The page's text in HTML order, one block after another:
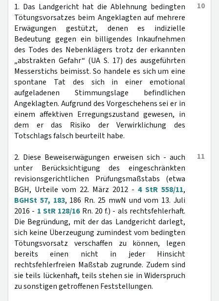
10
1. Das Landgericht hat die Ablehnung bedingten
Tötungsvorsatzes beim Angeklagten auf mehrere
Erwägungen gestützt, denen es indizielle
Bedeutung gegen ein billigendes Inkaufnehmen
des Todes des Nebenklägers trotz der erkannten
„abstrakten Gefahr“ (UA S. 17) des ausgeführten
Messerstichs beimisst. So handele es sich um eine
spontane Tat des sich in einer emotional
aufgeladenen Stimmungslage befindlichen
Angeklagten. Aufgrund des Vorgeschehens sei er in
einem affektiven Erregungszustand gewesen, in
dem er das Risiko der Verwirklichung des
Totschlags falsch beurteilt habe.
11
2. Diese Beweiserwägungen erweisen sich - auch
unter Berücksichtigung des eingeschränkten
revisionsgerichtlichen Prüfungsmaßstabs (etwa
BGH, Urteile vom 22. März 2012 - 4 StR 558/11,
BGHSt 57, 183, 186 Rn. 25 mwN und vom 13. Juli
2016 - 1 StR 128/16Rn. 20 f.) - als rechtsfehlerhaft.
Die Begründung, mit der das Landgericht darlegt,
sich keine Überzeugung zumindest vom bedingten
Tötungsvorsatz verschaffen zu können, legen
bereits einen nicht in jeder Hinsicht
rechtsfehlerfreien Maßstab zugrunde. Zudem sind
sie teils lückenhaft, teils stehen sie in Widerspruch
zu sonstigen getroffenen Feststellungen.